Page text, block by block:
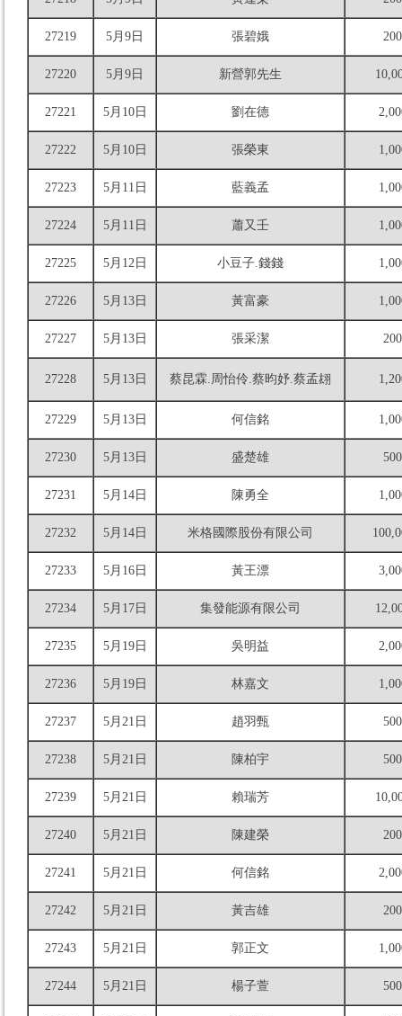
27219 5月9日 張碧娥 200
27220 5月9日 新營郭先生
27221 5月10日 劉在德
27222 5月10日 張榮東
27223 5月11日 藍義孟
27224 5月11日 蕭又壬
27225 5月12日 小豆子.錢錢
27226 5月13日 黃富豪
27227 5月13日 張采潔 200
27228 5月13日 蔡昆霖.周怡伶.蔡昀妤.蔡孟翃
27229 5月13日 何信銘
27230 5月13日 盛楚雄 500
27231 5月14日 陳勇全
27232 5月14日 米格國際股份有限公司
27233 5月16日 黃王漂
27234 5月17日 集發能源有限公司
27235 5月19日 吳明益
27236 5月19日 林嘉文
27237 5月21日 趙羽甄 500
27238 5月21日 陳柏宇 500
27239 5月21日 賴瑞芳
27240 5月21日 陳建榮 200
27241 5月21日 何信銘
27242 5月21日 黃吉雄 200
27243 5月21日 郭正文
27244 5月21日 楊子萱 500